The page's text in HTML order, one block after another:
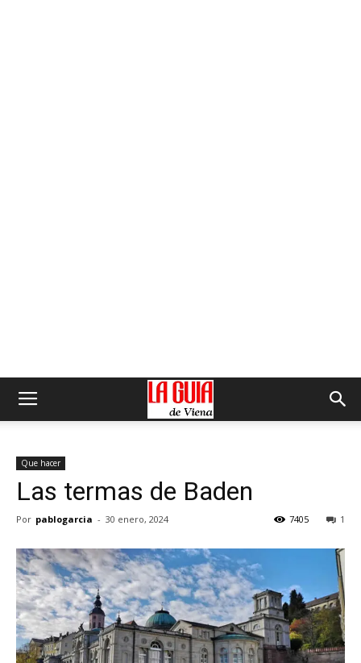
Que hacer
Las termas de Baden
Por pablogarcia - 30 enero, 2024 1
7405